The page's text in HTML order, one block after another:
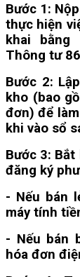
Bước 1:
thực hiện
khai bằng
Thông tư
Bước 2:
kho (bao
đơn) để
khi vào sổ
Bước 3: Bắt
đăng ký
- Nếu bán
máy tính
- Nếu bán
hóa đơn